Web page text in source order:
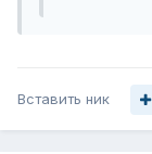
Вставить ник